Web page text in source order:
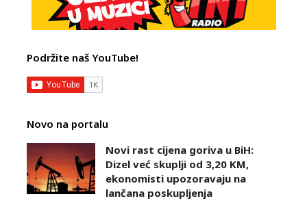
Podržite naš YouTube!
Novo na portalu
Novi rast cijena goriva u BiH:
Dizel već skuplji od 3,20 KM,
ekonomisti upozoravaju na
lančana poskupljenja